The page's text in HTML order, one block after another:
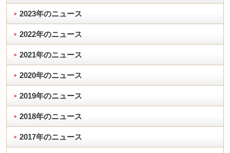
2023年のニュース
2022年のニュース
2021年のニュース
2020年のニュース
2019年のニュース
2018年のニュース
2017年のニュース